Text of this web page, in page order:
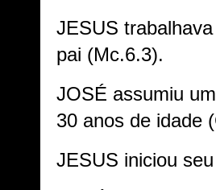
JESUS t
pai (Mc.6.3).
JOSÉ assumiu
30 anos de idade
JESUS iniciou